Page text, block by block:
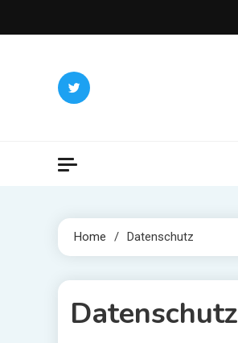
to
Home Datenschutz
Datenschutz